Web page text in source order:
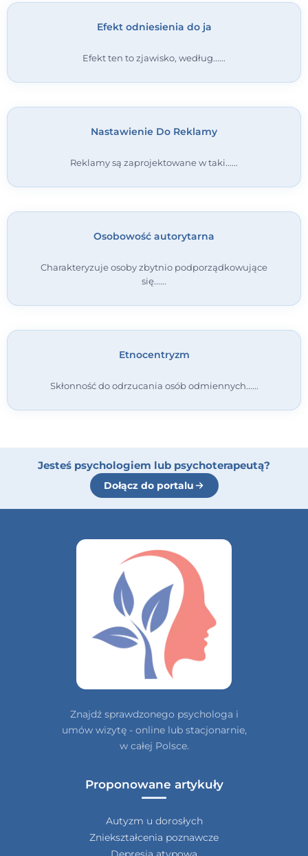
Efekt odniesienia do ja
Efekt ten to zjawisko, według...
Nastawienie Do Reklamy
Reklamy są zaprojektowane w taki...
Osobowość autorytarna
Charakteryzuje osoby zbytnio podporządkowujące
się...
Etnocentryzm
Skłonność do odrzucania osób odmiennych...
Jesteś psychologiem lub psychoterapeutą?
Dołącz do portalu
Znajdź sprawdzonego psychologa i
umów wizytę - online lub stacjonarnie,
w całej Polsce.
Proponowane artykuły
Autyzm u dorosłych
Zniekształcenia poznawcze